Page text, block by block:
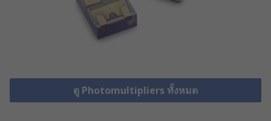
ดู Photomultipliers ทั้งหมด